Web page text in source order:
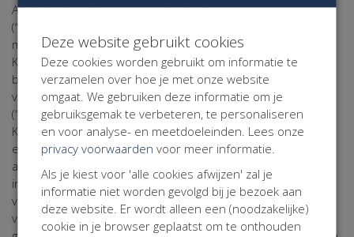
Alle tot natuurlijke personen herleidbare gegevens
(“persoonsgegevens”) in de elektronische correspondentie
met de website Maarten van der Weijden Foundation zullen
Kentaa en Kentaa met de grootst mogelijke zorgvuldigheid
behandelen. Kentaa en Kentaa leven daarbij de bepalingen
van de Algemene Verordening Gegevensbescherming
(“AVG”), het Privacy Statement en het Cookie Statement na.
Kentaa geldt te allen tijde als 'verwerkingsverantwoordelijke'
en Kentaa geldt te allen tijde als 'verwerker' in de zin van
artikel 4 sub f AVG. Kentaa en Kentaa krijgen volledig inzicht
in uw gegevens. Uw gegevens worden niet aan derden
verstrekt of ter inzage gegeven, tenzij Kentaa daartoe
verplicht is op grond van een wettelijke voorschrift,
Deze website gebruikt cookies
Deze cookies worden gebruikt om informatie te
verzamelen over hoe je met onze website
omgaat. We gebruiken deze informatie om je
gebruiksgemak te verbeteren, te personaliseren
en voor analyse- en meetdoeleinden. Lees onze
privacy voorwaarden voor meer informatie.
Als je kiest voor 'alle cookies afwijzen' zal je
informatie niet worden gevolgd bij je bezoek aan
deze website. Er wordt alleen een (noodzakelijke)
cookie in je browser geplaatst om te onthouden